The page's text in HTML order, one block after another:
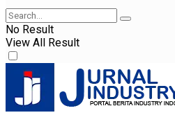
No Result
View All Result